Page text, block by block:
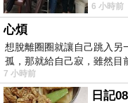
大門上
6 小時前
心煩
想脫離圈圈就讓自己跳入另
孤，那就給自己寂，雖然目
7 小時前
日記